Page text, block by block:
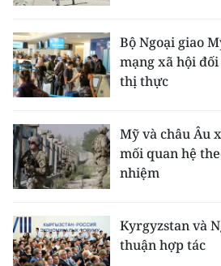
Bộ Ngoại giao
mạng xã hội
thị thực
Mỹ và châu Âu
mối quan hệ
nhiệm
Kyrgyzstan và
thuận hợp tác